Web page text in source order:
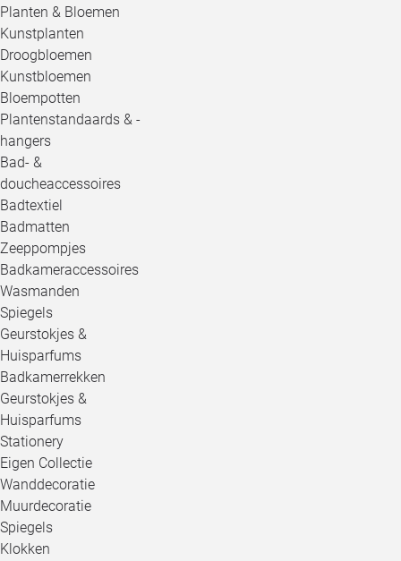
Planten & Bloemen
Kunstplanten
Droogbloemen
Kunstbloemen
Bloempotten
Plantenstandaards & -
hangers
Bad- &
doucheaccessoires
Badtextiel
Badmatten
Zeeppompjes
Badkameraccessoires
Wasmanden
Spiegels
Geurstokjes &
Huisparfums
Badkamerrekken
Geurstokjes &
Huisparfums
Stationery
Eigen Collectie
Wanddecoratie
Muurdecoratie
Spiegels
Klokken